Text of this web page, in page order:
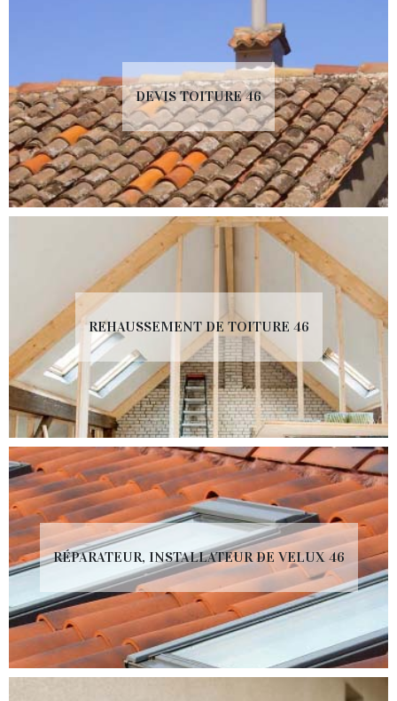
DEVIS TOITURE 46
REHAUSSEMENT DE TOITURE 46
RÉPARATEUR, INSTALLATEUR DE VELUX 46